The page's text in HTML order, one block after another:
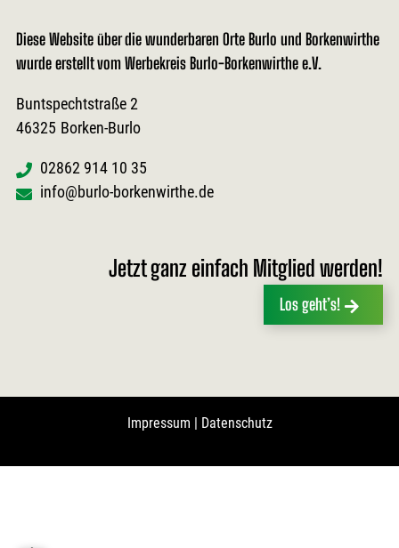
Diese Website über die wunderbaren Orte Burlo und Borkenwirthe
wurde erstellt vom Werbekreis Burlo-Borkenwirthe e.V.
Buntspechtstraße 2
46325 Borken-Burlo
02862 914 10 35
info@burlo-borkenwirthe.de
Jetzt ganz einfach Mitglied werden!
Los geht’s!
Impressum Datenschutz